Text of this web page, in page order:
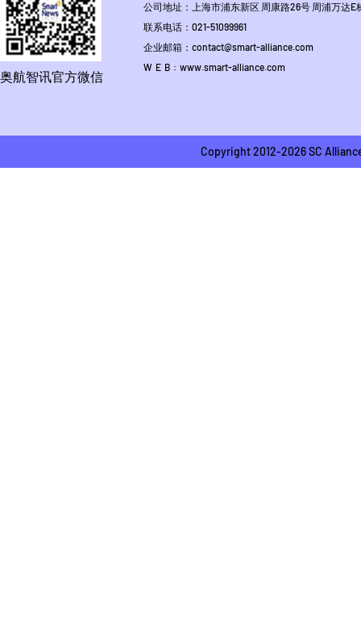
奥航智讯官方微信
公司地址：上海市浦东新区 周康路26号 周浦万达E
联系电话：021-51099961
企业邮箱：contact@smart-alliance.com
W E B : www.smart-alliance.com
Copyright 2012-2026 SC